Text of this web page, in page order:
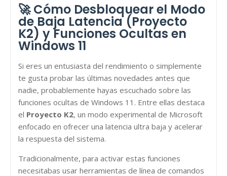
🚀 Cómo Desbloquear el Modo
de Baja Latencia (Proyecto
K2) y Funciones Ocultas en
Windows 11
Si eres un entusiasta del rendimiento o simplemente
te gusta probar las últimas novedades antes que
nadie, probablemente hayas escuchado sobre las
funciones ocultas de Windows 11. Entre ellas destaca
el Proyecto K2, un modo experimental de Microsoft
enfocado en ofrecer una latencia ultra baja y acelerar
la respuesta del sistema.
Tradicionalmente, para activar estas funciones
necesitabas usar herramientas de línea de comandos